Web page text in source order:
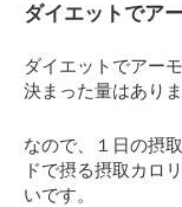
ダイエットでア
ダイエットでアー
決まった量はありま
なので、１日の摂
ドで摂る摂取カロ
いです。